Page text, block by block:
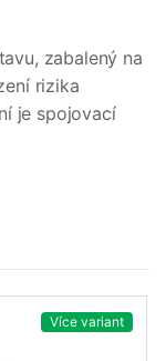
zabalený na
rizika
je spojovací
Více variant